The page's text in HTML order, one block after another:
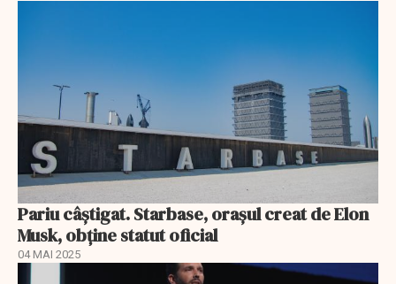
Pariu câștigat. Starbase, orașul creat de Elon
Musk, obține statut oficial
04 MAI 2025